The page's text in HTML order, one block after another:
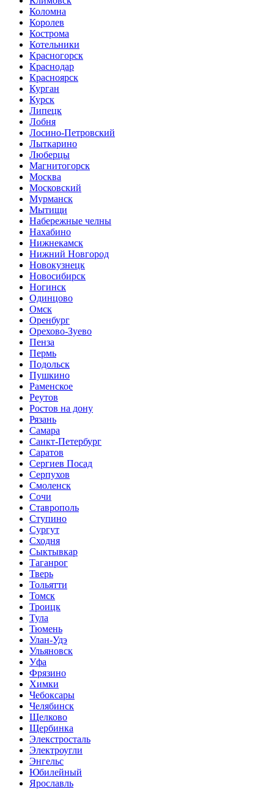
Коломна
Королев
Кострома
Котельники
Красногорск
Краснодар
Красноярск
Курган
Курск
Липецк
Лобня
Лосино-Петровский
Лыткарино
Люберцы
Магнитогорск
Москва
Московский
Мурманск
Мытищи
Набережные челны
Нахабино
Нижнекамск
Нижний Новгород
Новокузнецк
Новосибирск
Ногинск
Одинцово
Омск
Оренбург
Орехово-Зуево
Пенза
Пермь
Подольск
Пушкино
Раменское
Реутов
Ростов на дону
Рязань
Самара
Санкт-Петербург
Саратов
Сергиев Посад
Серпухов
Смоленск
Сочи
Ставрополь
Ступино
Сургут
Сходня
Сыктывкар
Таганрог
Тверь
Тольятти
Томск
Троицк
Тула
Тюмень
Улан-Удэ
Ульяновск
Уфа
Фрязино
Химки
Чебоксары
Челябинск
Щелково
Щербинка
Элекстросталь
Электроугли
Энгельс
Юбилейный
Ярославль